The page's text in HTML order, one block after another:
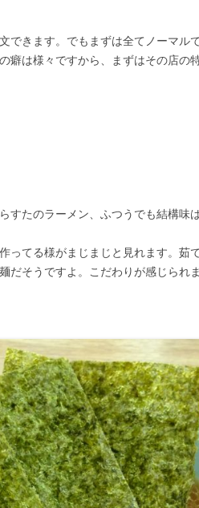
できます。でもまずは全てノーマル
癖は様々ですから、まずはその店の
すたのラーメン、ふつうでも結構味
ってる様がまじまじと見れます。茹
だそうですよ。こだわりが感じられま